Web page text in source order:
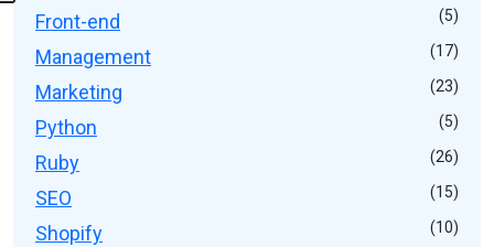
Front-end (5)
Management (17)
Marketing (23)
Python (5)
Ruby (26)
SEO (15)
Shopify (10)